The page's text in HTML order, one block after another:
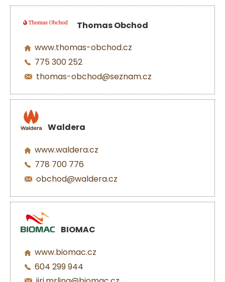
Thomas Obchod
www.thomas-obchod.cz
775 300 252
thomas-obchod@seznam.cz
Waldera
www.waldera.cz
778 700 776
obchod@waldera.cz
BIOMAC
www.biomac.cz
604 299 944